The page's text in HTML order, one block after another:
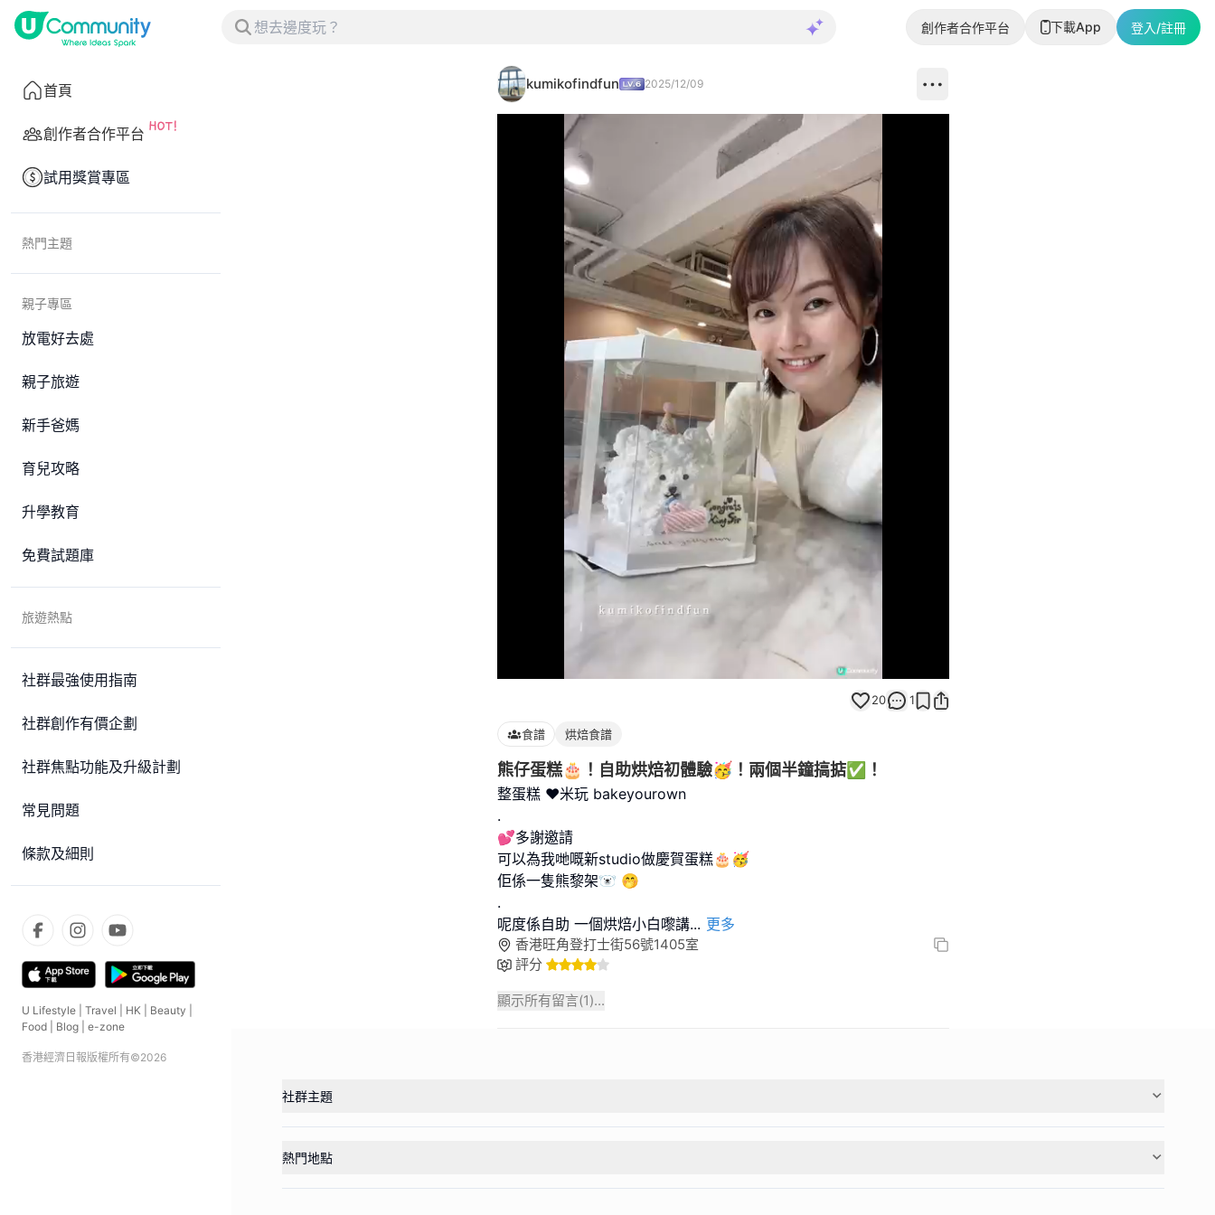
創作者合作平台 下載App 登入/註冊
首頁
創作者合作平台
試用獎賞專區
熱門主題
親子專區
放電好去處
親子旅遊
新手爸媽
育兒攻略
升學教育
免費試題庫
旅遊熱點
社群最強使用指南
社群創作有價企劃
社群焦點功能及升級計劃
常見問題
條款及細則
U Lifestyle Travel HK Beauty
Food
Blog e-zone
香港經濟日報版權所有©2026
kumikofindfun 2025/12/09
100.00%
20 1
食譜 烘焙食譜
熊仔蛋糕🎂！自助烘焙初體驗🥳！兩個半鐘搞掂✅！
整蛋糕 ♥️米玩 bakeyourown
.
💕多謝邀請
可以為我哋嘅新studio做慶賀蛋糕🎂🥳
佢係一隻熊黎架🐻‍❄️ 🤭
.
呢度係自助 一個烘焙小白嚟講... 更多
香港旺角登打士街56號1405室
評分
顯示所有留言(1)...
社群主題
熱門地點